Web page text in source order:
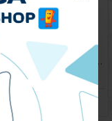
Husa spate pentru iPhone 11 - Lito Case Roz
79.90 lei
CUMPARA